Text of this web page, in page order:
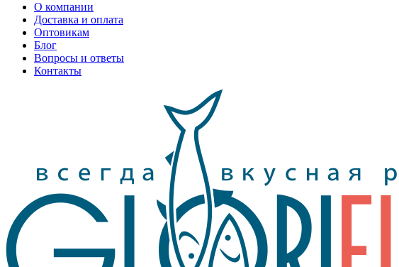
О компании
Доставка и оплата
Оптовикам
Блог
Вопросы и ответы
Контакты